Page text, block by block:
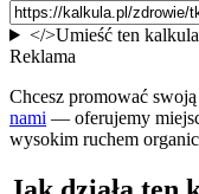
</>Umieść ten
Reklama
Chcesz promować
nami — oferujemy
wysokim ruchem